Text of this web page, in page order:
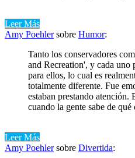
Leer Más
Amy Poehlersobre Humor:
Tanto los conservadores
and Recreation', y cada uno
para ellos, lo cual es
totalmente diferente. Fue
estaban prestando
cuando la gente sabe de qué
Leer Más
Amy Poehlersobre Divertida: